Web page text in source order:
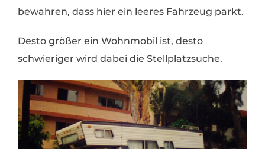
bewahren, dass hier ein leeres Fahrzeug parkt.
Desto größer ein Wohnmobil ist, desto
schwieriger wird dabei die Stellplatzsuche.